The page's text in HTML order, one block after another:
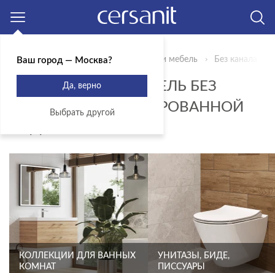
Главная Продукты Сантехника и мебель Без канала
САНТЕХНИКА И МЕБЕЛЬ БЕЗ
КАНАЛА ДЛЯ ФИЛЬТРОВАННОЙ
КОЛЛЕКЦИИ ДЛЯ ВАННЫХ
КОМНАТ
УНИТАЗЫ, БИДЕ,
ПИССУАРЫ
Ваш город — Москва?
Да, верно
Выбрать другой